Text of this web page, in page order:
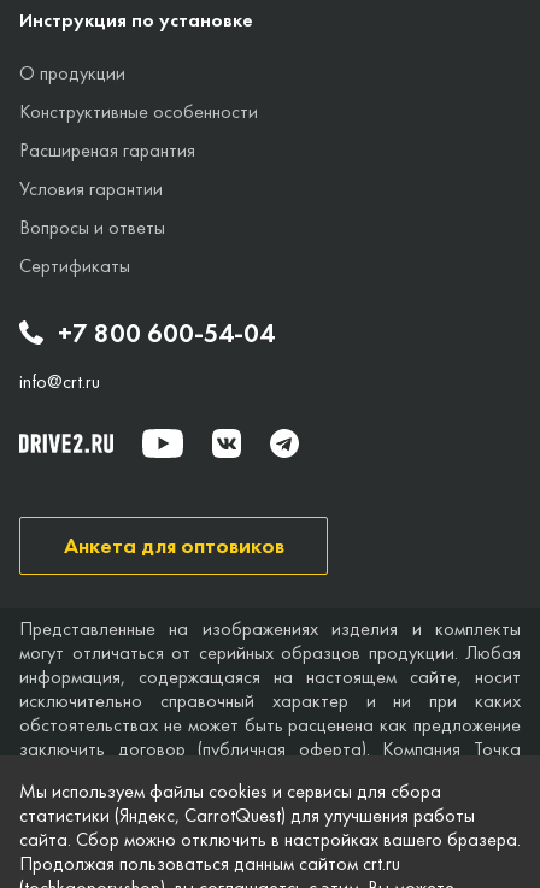
+7 800 600-54-04
info@crt.ru
Инструкция по установке
О продукции
Конструктивные особенности
Расширеная гарантия
Условия гарантии
Вопросы и ответы
Сертификаты
Анкета для оптовиков
Представленные на изображениях изделия и комплекты
могут отличаться от серийных образцов продукции. Любая
информация, содержащаяся на настоящем сайте, носит
исключительно справочный характер и ни при каких
обстоятельствах не может быть расценена как предложение
заключить договор (публичная оферта). Компания Точка
точности и полноты информации на веб-сайте, а также по
поводу беспрепятственного доступа к нему в любое время.
Технические характеристики и комплектация изделий,
указанные на сайте, приведены для примера и могут быть
Мы используем файлы cookies и сервисы для сбора
статистики (Яндекс, CarrotQuest) для улучшения работы
сайта. Сбор можно отключить в настройках вашего бразера.
Продолжая пользоваться данным сайтом crt.ru